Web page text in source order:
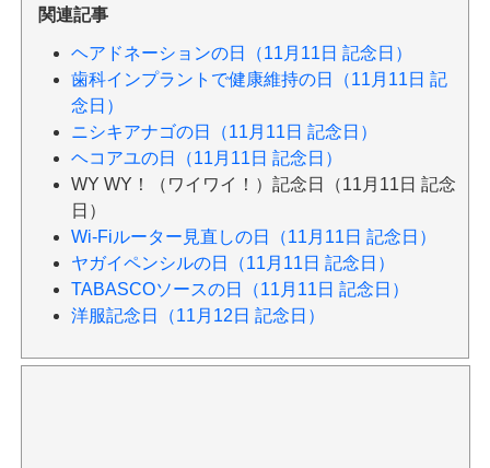
関連記事
ヘアドネーションの日（11月11日 記念日）
歯科インプラントで健康維持の日（11月11日 記
念日）
ニシキアナゴの日（11月11日 記念日）
ヘコアユの日（11月11日 記念日）
WY WY！（ワイワイ！）記念日（11月11日 記念
日）
Wi-Fiルーター見直しの日（11月11日 記念日）
ヤガイペンシルの日（11月11日 記念日）
TABASCOソースの日（11月11日 記念日）
洋服記念日（11月12日 記念日）